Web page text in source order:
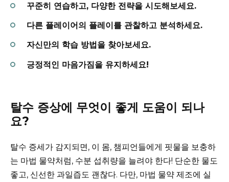
꾸준히 연습하고, 다양한 전략을 시도해보세요.
다른 플레이어의 플레이를 관찰하고 분석하세요.
자신만의 학습 방법을 찾아보세요.
긍정적인 마음가짐을 유지하세요!
탈수 증상에 무엇이 좋게 도움이 되나
요?
탈수 증세가 감지되면, 이 몸, 챔피언들에게 핏물을 보충하
는 마법 물약처럼, 수분 섭취량을 늘려야 한다! 단순한 물도
좋고, 신선한 과일즙도 괜찮다. 다만, 마법 물약 제조에 실